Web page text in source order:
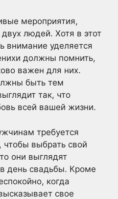
мероприятия,
людей. Хотя в этот
внимание уделяется
должны помнить,
важен для них.
быть тем
так, что
всей вашей жизни.
требуется
чтобы выбрать свой
они выглядят
день свадьбы. Кроме
когда
свое